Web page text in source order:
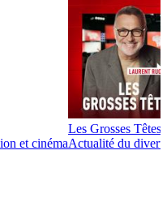
et cinéma
Les Grosses Têtes
Actualité du